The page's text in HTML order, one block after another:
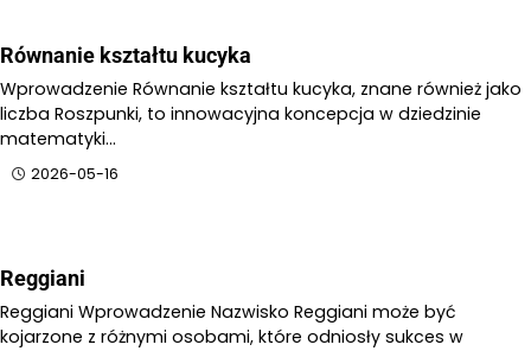
Równanie kształtu kucyka
Wprowadzenie Równanie kształtu kucyka, znane również jako
liczba Roszpunki, to innowacyjna koncepcja w dziedzinie
matematyki…
2026-05-16
Reggiani
Reggiani Wprowadzenie Nazwisko Reggiani może być
kojarzone z różnymi osobami, które odniosły sukces w